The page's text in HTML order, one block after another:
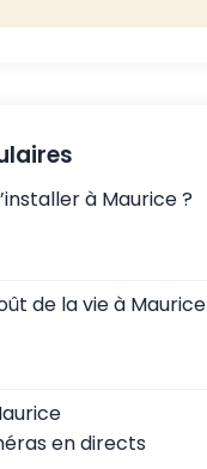
à Maurice ?
de la vie à Maurice
en directs